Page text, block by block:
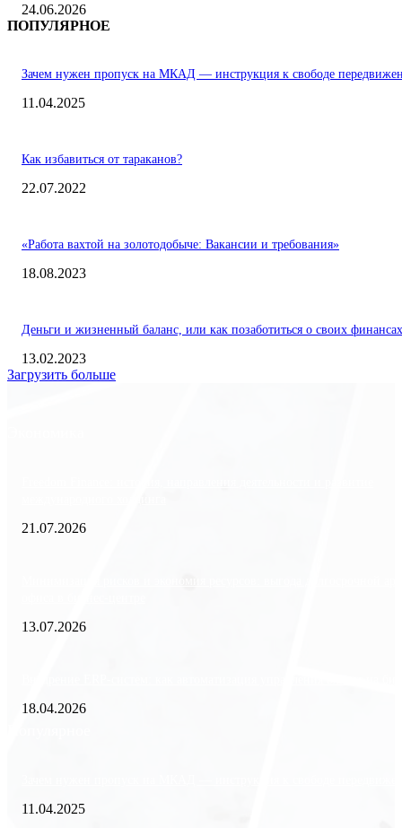
24.06.2026
ПОПУЛЯРНОЕ
Зачем нужен пропуск на МКАД — инструкция к свободе
11.04.2025
Как избавиться от тараканов?
22.07.2022
«Работа вахтой на золотодобыче: Вакансии и требования»
18.08.2023
Деньги и жизненный баланс, или как позаботиться о своих финансах
13.02.2023
Загрузить больше
21.07.2026
13.07.2026
18.04.2026
11.04.2025